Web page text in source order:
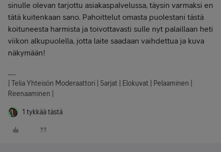
sinulle olevan tarjottu asiakaspalvelussa, täysin varmaksi en
tätä kuitenkaan sano. Pahoittelut omasta puolestani tästä
koituneesta harmista ja toivottavasti sulle nyt palaillaan heti
viikon alkupuolella, jotta laite saadaan vaihdettua ja kuva
näkymään!
| Telia Yhteisön Moderaattori | Sarjat | Elokuvat | Pelaaminen |
Reenaaminen |
1 tykkää tästä